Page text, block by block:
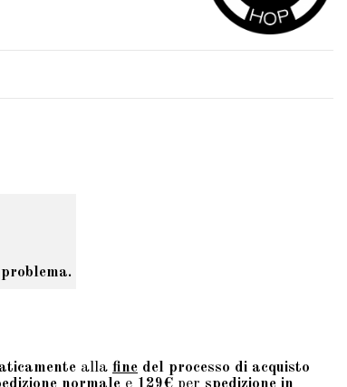
alla fine del processo di acquisto
normale e 129€ per spedizione in